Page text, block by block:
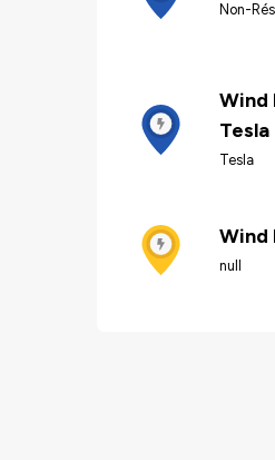
Non-
Wind
Tesla
Wind
null